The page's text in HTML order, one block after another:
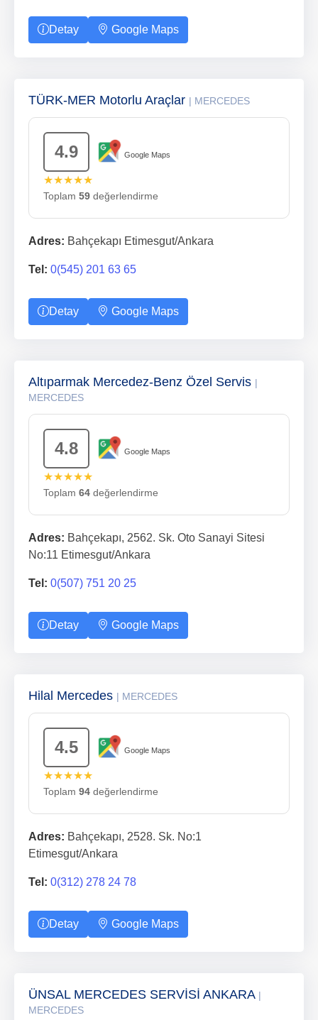
Detay Google Maps
TÜRK-MER Motorlu Araçlar | MERCEDES
4.9 Google Maps
★★★★★
Toplam 59 değerlendirme
Adres: Bahçekapı Etimesgut/Ankara
Tel: 0(545) 201 63 65
Detay Google Maps
Altıparmak Mercedez-Benz Özel Servis |
MERCEDES
4.8 Google Maps
★★★★★
Toplam 64 değerlendirme
Adres: Bahçekapı, 2562. Sk. Oto Sanayi Sitesi
No:11 Etimesgut/Ankara
Tel: 0(507) 751 20 25
Detay Google Maps
Hilal Mercedes | MERCEDES
4.5 Google Maps
★★★★★
Toplam 94 değerlendirme
Adres: Bahçekapı, 2528. Sk. No:1
Etimesgut/Ankara
Tel: 0(312) 278 24 78
Detay Google Maps
ÜNSAL MERCEDES SERVİSİ ANKARA |
MERCEDES